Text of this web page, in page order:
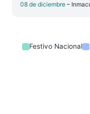
08 de diciembre –
Festivo Nacional